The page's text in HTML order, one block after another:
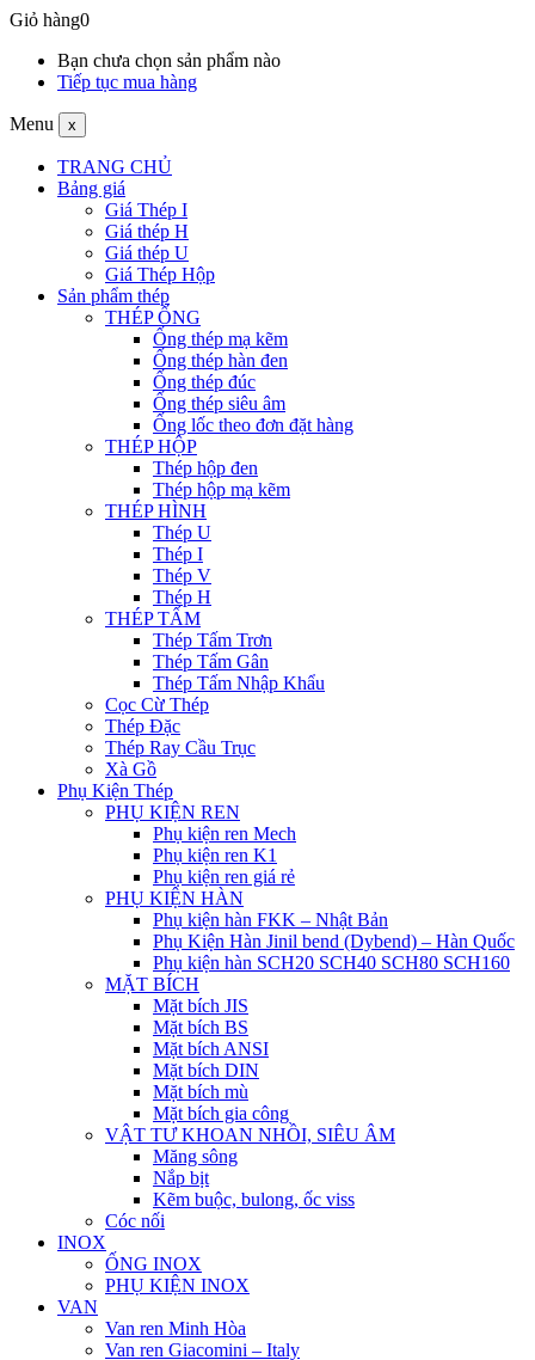
Giỏ hàng0
Bạn chưa chọn sản phẩm nào
Tiếp tục mua hàng
Menu x
TRANG CHỦ
Bảng giá
Giá Thép I
Giá thép H
Giá thép U
Giá Thép Hộp
Sản phẩm thép
THÉP ỐNG
Ống thép mạ kẽm
Ống thép hàn đen
Ống thép đúc
Ống thép siêu âm
Ống lốc theo đơn đặt hàng
THÉP HỘP
Thép hộp đen
Thép hộp mạ kẽm
THÉP HÌNH
Thép U
Thép I
Thép V
Thép H
THÉP TẤM
Thép Tấm Trơn
Thép Tấm Gân
Thép Tấm Nhập Khẩu
Cọc Cừ Thép
Thép Đặc
Thép Ray Cầu Trục
Xà Gồ
Phụ Kiện Thép
PHỤ KIỆN REN
Phụ kiện ren Mech
Phụ kiện ren K1
Phụ kiện ren giá rẻ
PHỤ KIỆN HÀN
Phụ kiện hàn FKK – Nhật Bản
Phụ Kiện Hàn Jinil bend (Dybend) – Hàn Quốc
Phụ kiện hàn SCH20 SCH40 SCH80 SCH160
MẶT BÍCH
Mặt bích JIS
Mặt bích BS
Mặt bích ANSI
Mặt bích DIN
Mặt bích mù
Mặt bích gia công
VẬT TƯ KHOAN NHỒI, SIÊU ÂM
Măng sông
Nắp bịt
Kẽm buộc, bulong, ốc viss
Cóc nối
INOX
ỐNG INOX
PHỤ KIỆN INOX
VAN
Van ren Minh Hòa
Van ren Giacomini – Italy